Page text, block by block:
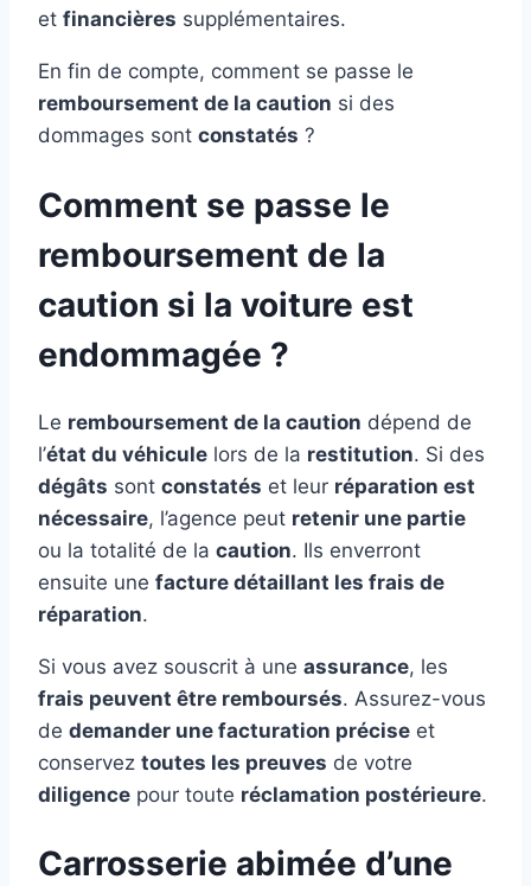
et financières supplémentaires.
En fin de compte, comment se passe le
remboursement de la caution si des
dommages sont constatés ?
Comment se passe le
remboursement de la
caution si la voiture est
endommagée ?
Le remboursement de la caution dépend de
l’état du véhicule lors de la restitution. Si des
dégâts sont constatés et leur réparation est
nécessaire, l’agence peut retenir une partie
ou la totalité de la caution. Ils enverront
ensuite une facture détaillant les frais de
réparation.
Si vous avez souscrit à une assurance, les
frais peuvent être remboursés. Assurez-vous
de demander une facturation précise et
conservez toutes les preuves de votre
diligence pour toute réclamation postérieure.
Carrosserie abimée d’une